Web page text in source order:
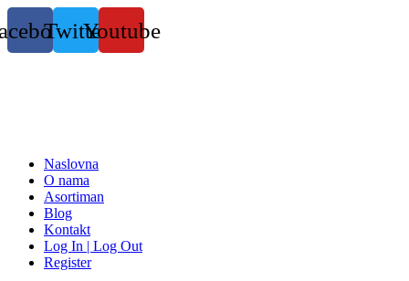
Skočite
na
sadržaj
TwitterYoutube
Naslovna
O nama
Asortiman
Blog
Kontakt
Log In | Log Out
Register